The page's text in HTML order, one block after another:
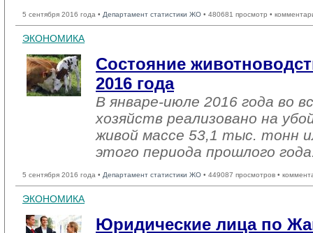
5 сентября 2016 года • Департамент статистики ЖО • 480681 просмотр •
ЭКОНОМИКА
Состояние
2016 года
В январе-июле 2016 года во
хозяйств реализовано на
живой массе 53,1 тыс. тонн
этого периода прошлого
5 сентября 2016 года • Департамент статистики ЖО • 449087 просмотров •
ЭКОНОМИКА
Юридические лица по